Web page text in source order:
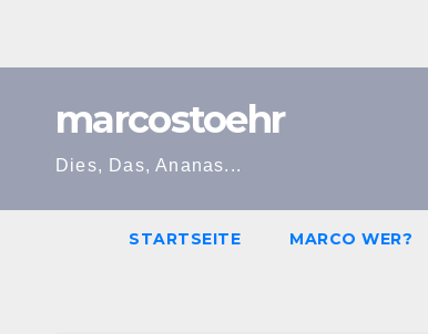
marcostoehr
Dies, Das, Ananas...
STARTSEITE MARCO WER?